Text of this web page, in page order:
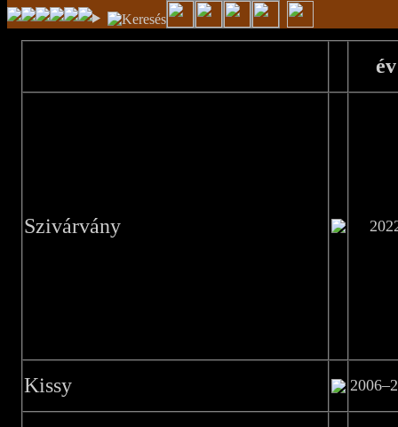
év
Szivárvány
Kissy